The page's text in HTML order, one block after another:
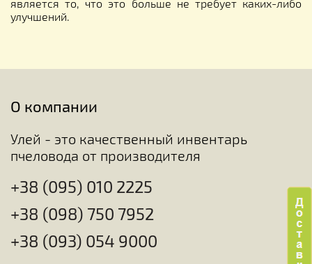
является то, что это больше не требует каких-либо
улучшений.
О компании
Улей - это качественный инвентарь
пчеловода от производителя
+38 (095) 010 2225
+38 (098) 750 7952
+38 (093) 054 9000